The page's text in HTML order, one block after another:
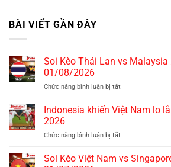
BÀI VIẾT GẦN ĐÂY
Soi Kèo Thái Lan vs Malaysia
01/08/2026
Chức năng bình luận bị tắt
Kèo
Thái
20h00
Indonesia khiến Việt Nam lo
2026
Chức năng bình luận bị tắt
khiến
Soi Kèo Việt Nam vs